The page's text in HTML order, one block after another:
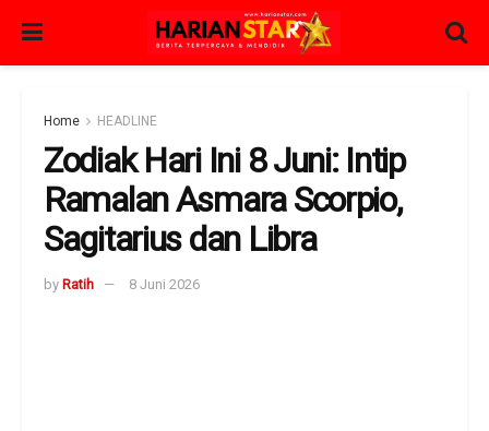
Home HEADLINE
Zodiak Hari Ini 8 Juni: Intip
Ramalan Asmara Scorpio,
Sagitarius dan Libra
by Ratih 8 Juni 2026